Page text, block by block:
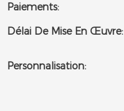
Paiements:
Délai De Mise En Œuvre:
Personnalisation: